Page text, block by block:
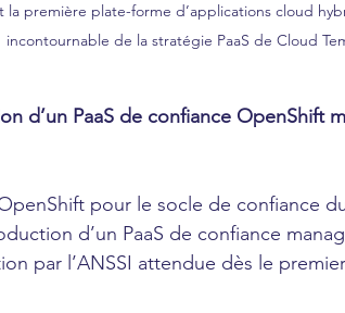
la première plate-forme d’applications cloud
incontournable de la stratégie PaaS de Cloud
d’un PaaS de confiance OpenShift
pour le socle de confiance
d’un PaaS de confiance
par l’ANSSI attendue dès le